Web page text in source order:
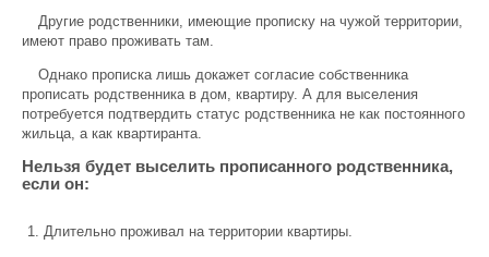
Другие родственники, имеющие прописку на чужой территории,
имеют право проживать там.
Однако прописка лишь докажет согласие собственника
прописать родственника в дом, квартиру. А для выселения
потребуется подтвердить статус родственника не как постоянного
жильца, а как квартиранта.
Нельзя будет выселить прописанного родственника,
если он:
Длительно проживал на территории квартиры.